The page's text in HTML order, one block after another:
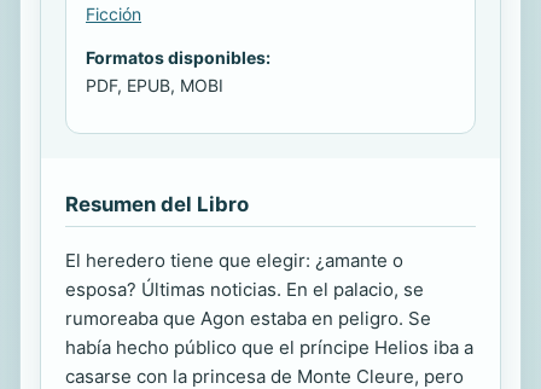
Ficción
Formatos disponibles:
PDF, EPUB, MOBI
Resumen del Libro
El heredero tiene que elegir: ¿amante o
esposa? Últimas noticias. En el palacio, se
rumoreaba que Agon estaba en peligro. Se
había hecho público que el príncipe Helios iba a
casarse con la princesa de Monte Cleure, pero